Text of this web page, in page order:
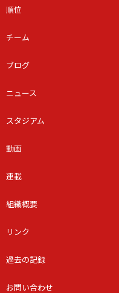
順位
チーム
ブログ
ニュース
スタジアム
動画
連載
組織概要
リンク
過去の記録
お問い合わせ